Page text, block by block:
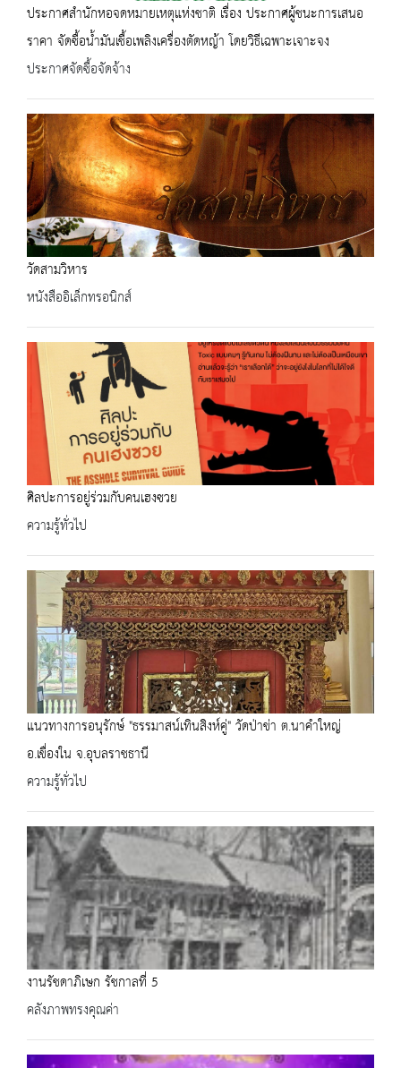
ประกาศสำนักหอจดหมายเหตุแห่งชาติ เรื่อง ประกาศผู้ชนะการเสนอ
ราคา จัดซื้อน้ำมันเชื้อเพลิงเครื่องตัดหญ้า โดยวิธีเฉพาะเจาะจง
ประกาศจัดซื้อจัดจ้าง
วัดสามวิหาร
หนังสืออิเล็กทรอนิกส์
ศิลปะการอยู่ร่วมกับคนเฮงซวย
ความรู้ทั่วไป
แนวทางการอนุรักษ์ "ธรรมาสน์เทินสิงห์คู่" วัดป่าข่า ต.นาคำใหญ่
อ.เขื่องใน จ.อุบลราชธานี
ความรู้ทั่วไป
งานรัชดาภิเษก รัชกาลที่ 5
คลังภาพทรงคุณค่า